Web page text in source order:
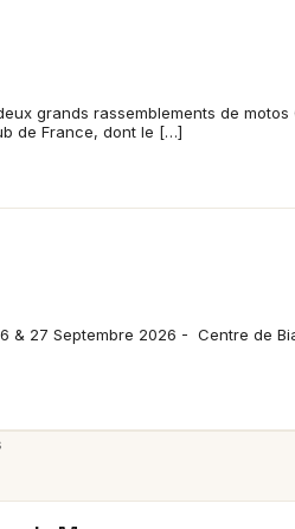
grands rassemblements de motos
de France, dont le […]
& 27 Septembre 2026 - Centre de